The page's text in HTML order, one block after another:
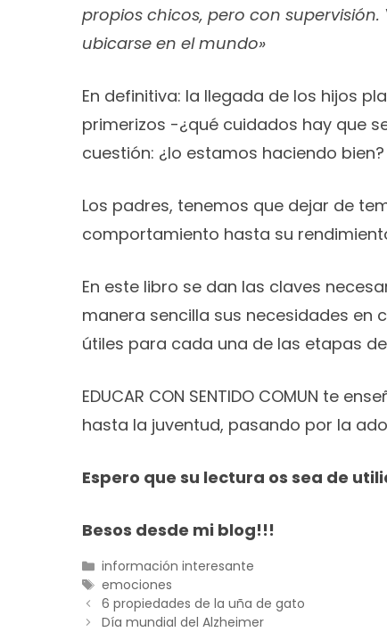
propios chicos, pero con
ubicarse en el mundo»
En definitiva: la llegada de los hijos
primerizos -¿qué cuidados hay que
cuestión: ¿lo estamos haciendo bien?
Los padres, tenemos que dejar de
comportamiento hasta su
En este libro se dan las claves
manera sencilla sus necesidades en
útiles para cada una de las etapas
EDUCAR CON SENTIDO COMUN te
hasta la juventud, pasando por la
Espero que su lectura os sea de
Besos desde mi blog!!!
Categorías
información interesante
Etiquetas
emociones
6 propiedades de la uña de gato
Día mundial del Alzheimer